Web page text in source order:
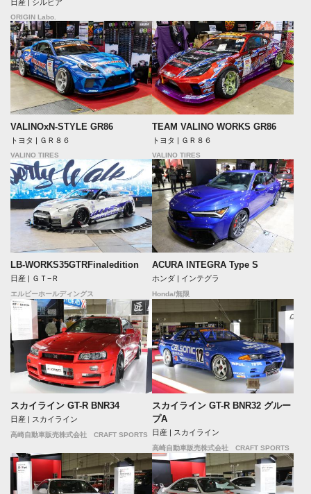
日産 | シルビア
ORIGIN Labo.
VALINOxN-STYLE GR86
トヨタ | ＧＲ８６
VALINO TIRES
TEAM VALINO WORKS GR86
トヨタ | ＧＲ８６
VALINO TIRES
LB-WORKS35GTRFinaledition
日産 | ＧＴ−Ｒ
エルビーホールディングス
ACURA INTEGRA Type S
ホンダ | インテグラ
Honda/無限
スカイライン GT-R BNR34
日産 | スカイライン
高崎自動車販売株式会社 CRAFT SPORTS
スカイライン GT-R BNR32 グルー
プA
日産 | スカイライン
高崎自動車販売株式会社 CRAFT SPORTS